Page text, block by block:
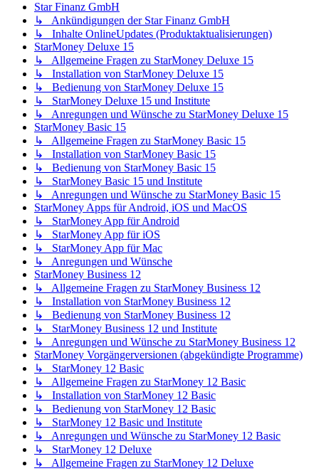
Star Finanz GmbH
↳ Ankündigungen der Star Finanz GmbH
↳ Inhalte OnlineUpdates (Produktaktualisierungen)
StarMoney Deluxe 15
↳ Allgemeine Fragen zu StarMoney Deluxe 15
↳ Installation von StarMoney Deluxe 15
↳ Bedienung von StarMoney Deluxe 15
↳ StarMoney Deluxe 15 und Institute
↳ Anregungen und Wünsche zu StarMoney Deluxe 15
StarMoney Basic 15
↳ Allgemeine Fragen zu StarMoney Basic 15
↳ Installation von StarMoney Basic 15
↳ Bedienung von StarMoney Basic 15
↳ StarMoney Basic 15 und Institute
↳ Anregungen und Wünsche zu StarMoney Basic 15
StarMoney Apps für Android, iOS und MacOS
↳ StarMoney App für Android
↳ StarMoney App für iOS
↳ StarMoney App für Mac
↳ Anregungen und Wünsche
StarMoney Business 12
↳ Allgemeine Fragen zu StarMoney Business 12
↳ Installation von StarMoney Business 12
↳ Bedienung von StarMoney Business 12
↳ StarMoney Business 12 und Institute
↳ Anregungen und Wünsche zu StarMoney Business 12
StarMoney Vorgängerversionen (abgekündigte Programme)
↳ StarMoney 12 Basic
↳ Allgemeine Fragen zu StarMoney 12 Basic
↳ Installation von StarMoney 12 Basic
↳ Bedienung von StarMoney 12 Basic
↳ StarMoney 12 Basic und Institute
↳ Anregungen und Wünsche zu StarMoney 12 Basic
↳ StarMoney 12 Deluxe
↳ Allgemeine Fragen zu StarMoney 12 Deluxe